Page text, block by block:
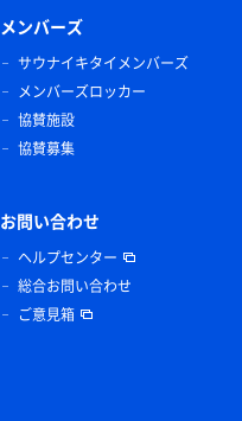
メンバーズ
サウナイキタイメンバーズ
メンバーズロッカー
協賛施設
協賛募集
お問い合わせ
ヘルプセンター
総合お問い合わせ
ご意見箱